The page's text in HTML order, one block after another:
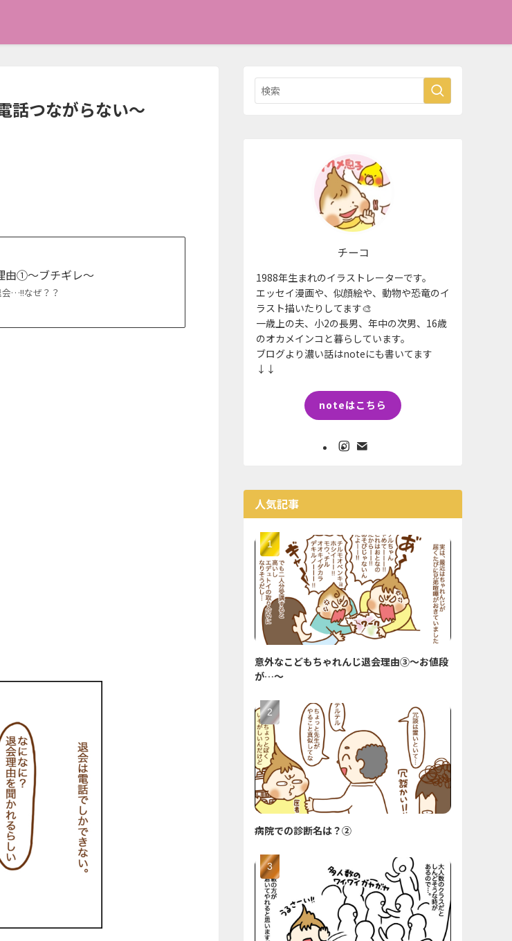
話つながらない〜
由①〜ブチギレ〜
…!!なぜ？？
チーコ
1988年生まれのイラストレーターです。
エッセイ漫画や、似顔絵や、動物や恐竜のイ
ラスト描いたりしてます🎨
一歳上の夫、小2の長男、年中の次男、16歳
のオカメインコと暮らしています。
ブログより濃い話はnoteにも書いてます
↓↓
noteはこちら
人気記事
意外なこどもちゃれんじ退会理由③〜お値段
が…〜
病院での診断名は？②